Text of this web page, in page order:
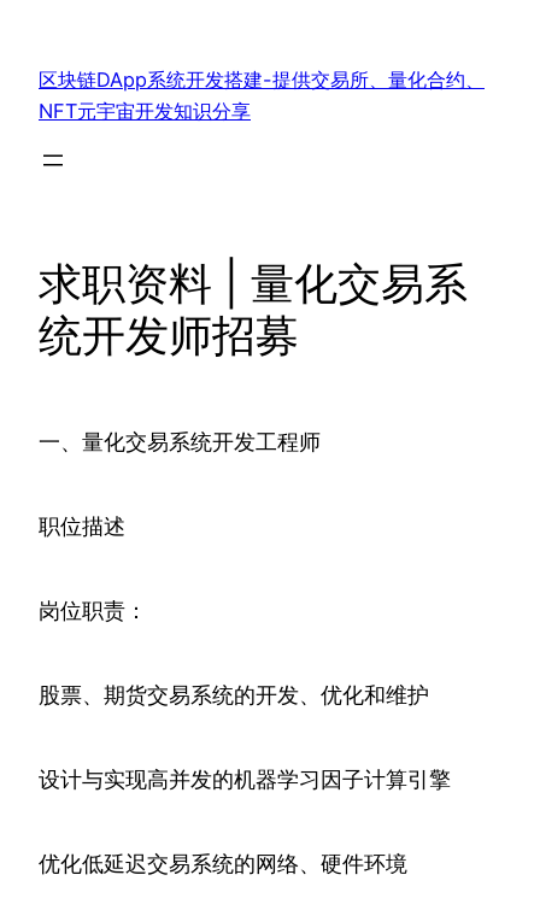
区块链DApp系统开发搭建-提供交易所、量化合约、
NFT元宇宙开发知识分享
求职资料 | 量化交易系
统开发师招募
一、量化交易系统开发工程师
职位描述
岗位职责：
股票、期货交易系统的开发、优化和维护
设计与实现高并发的机器学习因子计算引擎
优化低延迟交易系统的网络、硬件环境